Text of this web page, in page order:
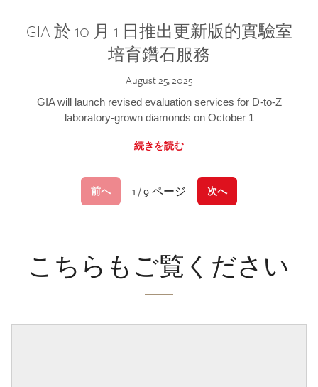
GIA 於 10 月 1 日推出更新版的實驗室
培育鑽石服務
August 25, 2025
GIA will launch revised evaluation services for D-to-Z
laboratory-grown diamonds on October 1
続きを読む
前へ 1 / 9 ページ 次へ
こちらもご覧ください